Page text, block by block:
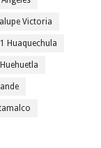
Victoria
Huaquechula